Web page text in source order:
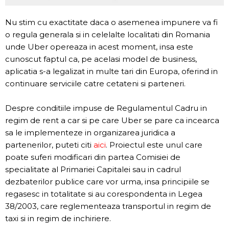
Nu stim cu exactitate daca o asemenea impunere va fi
o regula generala si in celelalte localitati din Romania
unde Uber opereaza in acest moment, insa este
cunoscut faptul ca, pe acelasi model de business,
aplicatia s-a legalizat in multe tari din Europa, oferind in
continuare serviciile catre cetateni si parteneri.
Despre conditiile impuse de Regulamentul Cadru in
regim de rent a car si pe care Uber se pare ca incearca
sa le implementeze in organizarea juridica a
partenerilor, puteti citi aici. Proiectul este unul care
poate suferi modificari din partea Comisiei de
specialitate al Primariei Capitalei sau in cadrul
dezbaterilor publice care vor urma, insa principiile se
regasesc in totalitate si au corespondenta in Legea
38/2003, care reglementeaza transportul in regim de
taxi si in regim de inchiriere.